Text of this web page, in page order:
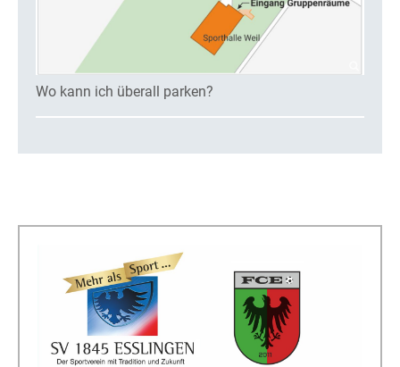
Wo kann ich überall parken?